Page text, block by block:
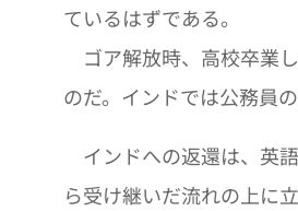
ているはずである。
ゴア解放時、高校卒業
のだ。インドでは公務員
インドへの返還は、英
ら受け継いだ流れの上に